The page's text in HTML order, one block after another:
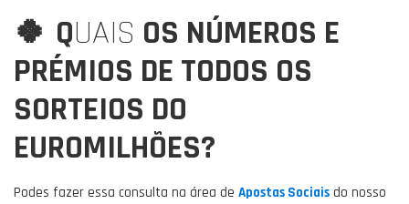
🍀 QUAIS OS NÚMEROS E
PRÉMIOS DE TODOS OS
SORTEIOS DO
EUROMILHÕES?
Podes fazer essa consulta na área de Apostas Sociais do nosso